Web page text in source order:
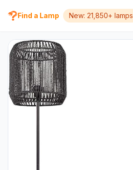
Find a Lamp New: 21,850+ lamps